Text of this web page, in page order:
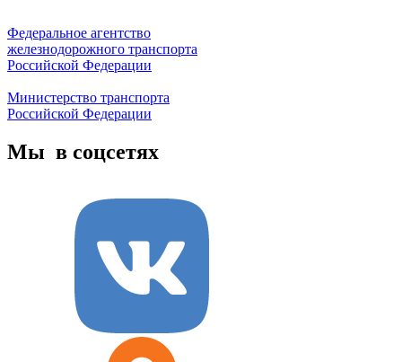
Федеральное агентство
железнодорожного транспорта
Российской Федерации
Министерство транспорта
Российской Федерации
Мы в соцсетях